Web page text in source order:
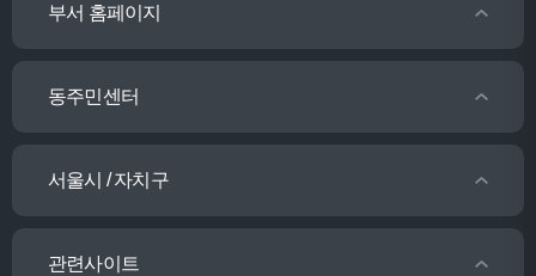
부서 홈페이지
동주민센터
서울시 / 자치구
관련사이트